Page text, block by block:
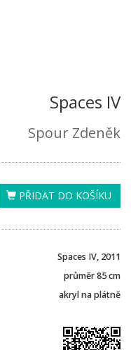
Spaces IV
Spour Zdeněk
PŘIDAT DO KOŠÍKU
Spaces IV, 2011
průměr 85 cm
akryl na plátně